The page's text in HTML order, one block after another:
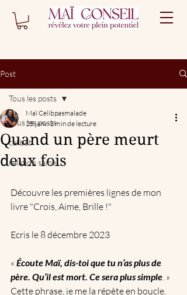
Post
Tous les posts
celibat
relation saine
Tous les posts
Quand un père meurt
deux fois
Maï Celibpasmalade
25 janv. 3 min de lecture
Découvre les premières lignes de mon
livre "Crois, Aime, Brille !"
Ecris le 8 décembre 2023
« Écoute Maï, dis-toi que tu n’as plus de
père. Qu’il est mort. Ce sera plus simple . »
Cette phrase, je me la répète en boucle.